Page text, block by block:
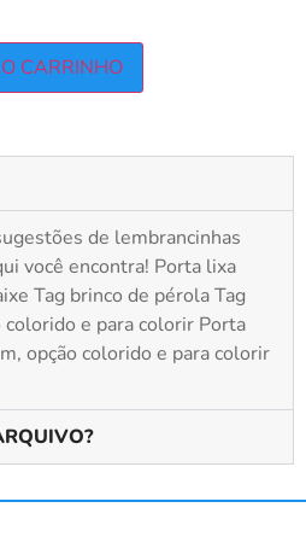
CARRINHO
de lembrancinhas
você encontra! Porta lixa
Tag brinco de pérola Tag
e para colorir Porta
opção colorido e para colorir